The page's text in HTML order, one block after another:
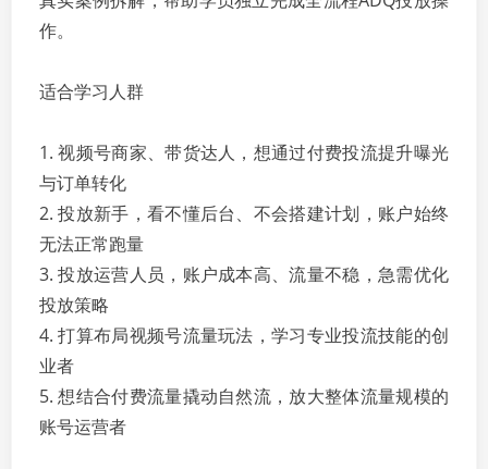
作。
适合学习人群
1. 视频号商家、带货达人，想通过付费投流提升曝光
与订单转化
2. 投放新手，看不懂后台、不会搭建计划，账户始终
无法正常跑量
3. 投放运营人员，账户成本高、流量不稳，急需优化
投放策略
4. 打算布局视频号流量玩法，学习专业投流技能的创
业者
5. 想结合付费流量撬动自然流，放大整体流量规模的
账号运营者